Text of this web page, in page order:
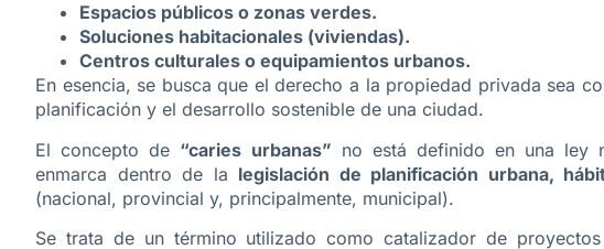
Espacios públicos o zonas verdes.
Soluciones habitacionales (viviendas).
Centros culturales o equipamientos urbanos.
En esencia, se busca que el derecho a la propiedad privada sea
planificación y el desarrollo sostenible de una ciudad.
El concepto de “caries urbanas” no está definido en una ley
enmarca dentro de la legislación de planificación urbana,
(nacional, provincial y, principalmente, municipal).
Se trata de un término utilizado como catalizador de